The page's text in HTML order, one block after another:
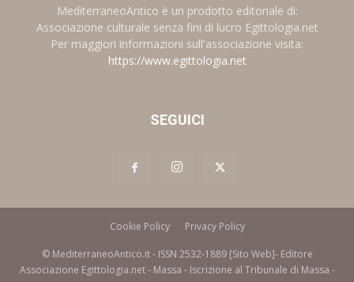
MediterraneoAntico è un prodotto editoriale di:
Associazione culturale senza fini di lucro Egittologia.net
Per maggiori informazioni sull'associazione visita:
https://www.egittologia.net
SEGUICI
Cookie Policy Privacy Policy
© MediterraneoAntico.it - ISSN 2532-1889 [Sito Web]- Editore
Associazione Egittologia.net - Massa - Iscrizione al Tribunale di Massa -